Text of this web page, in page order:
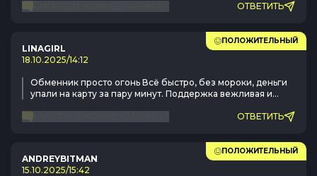
ОТВЕТИТЬ
ПОЛОЖИТЕЛЬНЫЙ
LINAGIRL
18.10.2025/14:12
Обменник просто огонь Всё быстро, без мороки, деньги
упали на карту за пару минут. Поддержка вежливая и
ОТВЕТИТЬ
ПОЛОЖИТЕЛЬНЫЙ
ANDREYBITMAN
15.10.2025/15:42